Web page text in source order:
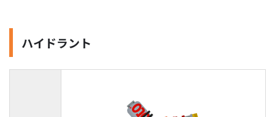
ハイドラント